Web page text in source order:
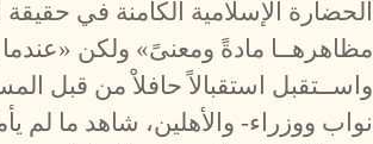
الحضارة الإسلامية الكامنة في حقيقة
مظاهرهــا مادةً ومعنىً» ولكن
واســتقبل استقبالاً حافلاْ من قبل
نواب ووزراء- والأهلين، شاهد ما لم